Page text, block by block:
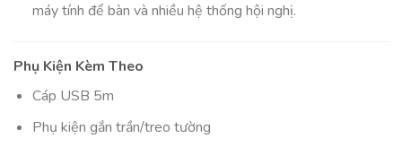
máy tính để bàn và nhiều hệ thống hội nghị.
Phụ Kiện Kèm Theo
Cáp USB 5m
Phụ kiện gắn trần/treo tường